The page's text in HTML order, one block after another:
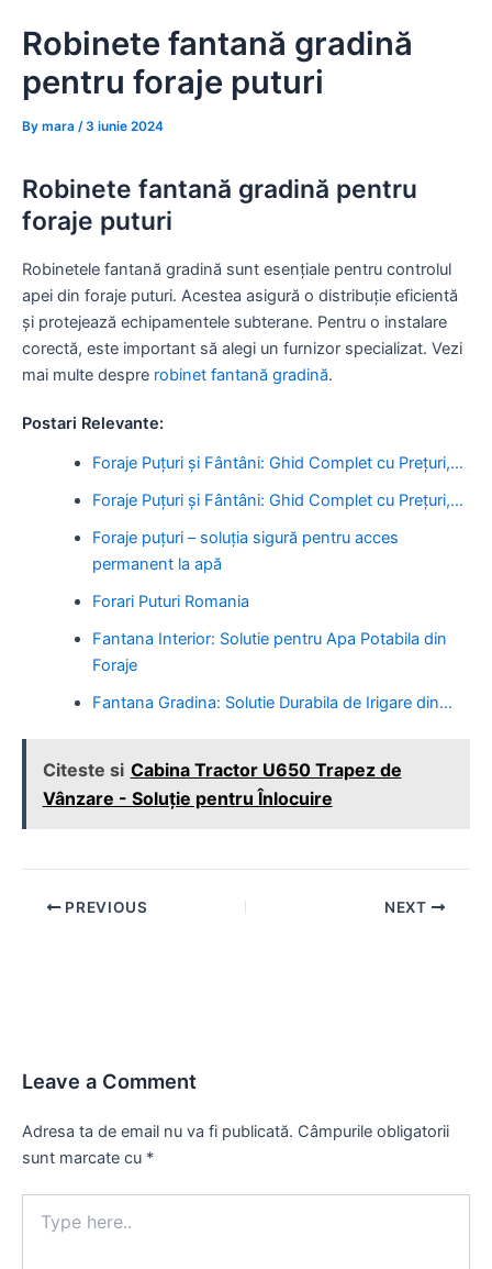
Robinete fantană gradină
pentru foraje puturi
By mara /3 iunie 2024
Robinete fantană gradină pentru
foraje puturi
Robinetele fantană gradină sunt esențiale pentru controlul
apei din foraje puturi. Acestea asigură o distribuție eficientă
și protejează echipamentele subterane. Pentru o instalare
corectă, este important să alegi un furnizor specializat. Vezi
mai multe despre robinet fantană gradină.
Postari Relevante:
Foraje Puțuri și Fântâni: Ghid Complet cu Prețuri,…
Foraje Puțuri și Fântâni: Ghid Complet cu Prețuri,…
Foraje puțuri – soluția sigură pentru acces
permanent la apă
Forari Puturi Romania
Fantana Interior: Solutie pentru Apa Potabila din
Foraje
Fantana Gradina: Solutie Durabila de Irigare din…
Citeste si Cabina Tractor U650 Trapez de
Vânzare - Soluție pentru Înlocuire
Post PREVIOUS NEXT
Leave a Comment
Adresa ta de email nu va fi publicată. Câmpurile obligatorii
sunt marcate cu *
here..